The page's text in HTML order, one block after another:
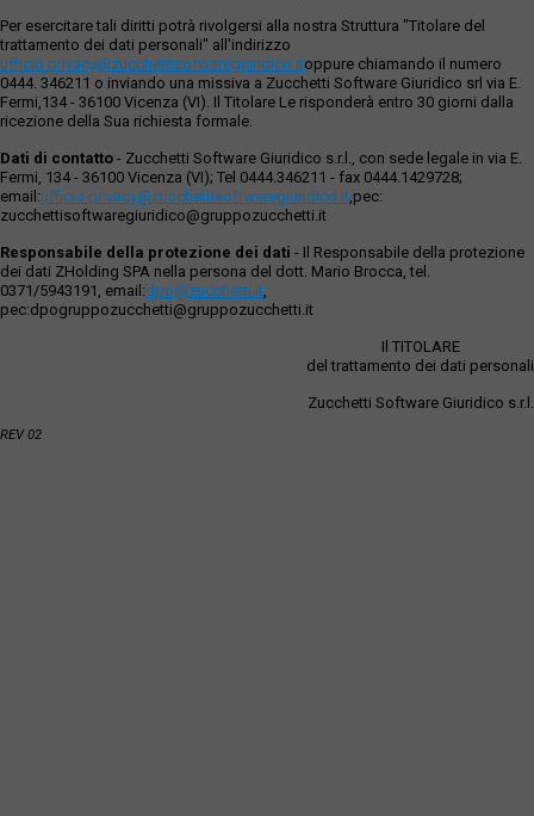
Per esercitare tali diritti potrà rivolgersi alla nostra Struttura "Titolare del
trattamento dei dati personali" all'indirizzo
ufficio.privacy@zucchettisofwaregiuridico.itoppure chiamando il numero
0444. 346211 o inviando una missiva a Zucchetti Software Giuridico srl via E.
Fermi,134 - 36100 Vicenza (VI). Il Titolare Le risponderà entro 30 giorni dalla
ricezione della Sua richiesta formale.
Dati di contatto - Zucchetti Software Giuridico s.r.l., con sede legale in via E.
Fermi, 134 - 36100 Vicenza (VI); Tel 0444.346211 - fax 0444.1429728;
email:ufficio.privacy@zucchettisoftwaregiuridico.it,pec:
zucchettisoftwaregiuridico@gruppozucchetti.it
Responsabile della protezione dei dati - Il Responsabile della protezione
dei dati ZHolding SPA nella persona del dott. Mario Brocca, tel.
0371/5943191, email:dpo@zucchetti.it,
pec:dpogruppozucchetti@gruppozucchetti.it
Il TITOLARE
del trattamento dei dati personali
Zucchetti Software Giuridico s.r.l.
REV 02